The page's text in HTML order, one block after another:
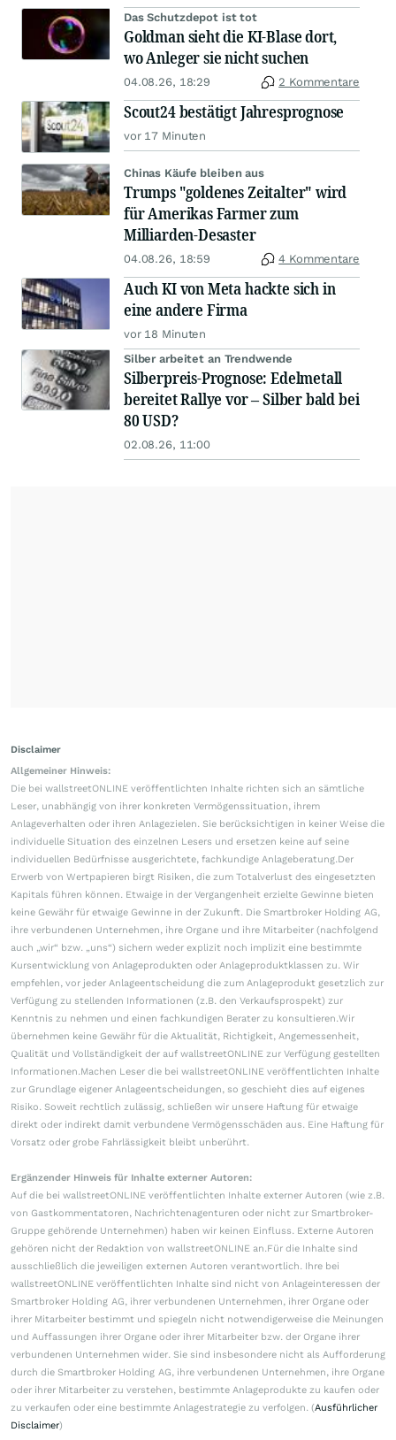
Das Schutzdepot ist tot
Goldman sieht die KI-Blase dort,
wo Anleger sie nicht suchen
04.08.26, 18:29 2 Kommentare
Scout24 bestätigt Jahresprognose
vor 17 Minuten
Chinas Käufe bleiben aus
Trumps "goldenes Zeitalter" wird
für Amerikas Farmer zum
Milliarden-Desaster
04.08.26, 18:59 4 Kommentare
Auch KI von Meta hackte sich in
eine andere Firma
vor 18 Minuten
Silber arbeitet an Trendwende
Silberpreis-Prognose: Edelmetall
bereitet Rallye vor – Silber bald bei
80 USD?
02.08.26, 11:00
Disclaimer
Allgemeiner Hinweis:
Die bei wallstreetONLINE veröffentlichten Inhalte richten sich an sämtliche
Leser, unabhängig von ihrer konkreten Vermögenssituation, ihrem
Anlageverhalten oder ihren Anlagezielen. Sie berücksichtigen in keiner Weise die
individuelle Situation des einzelnen Lesers und ersetzen keine auf seine
individuellen Bedürfnisse ausgerichtete, fachkundige Anlageberatung.Der
Erwerb von Wertpapieren birgt Risiken, die zum Totalverlust des eingesetzten
Kapitals führen können. Etwaige in der Vergangenheit erzielte Gewinne bieten
keine Gewähr für etwaige Gewinne in der Zukunft. Die Smartbroker Holding AG,
ihre verbundenen Unternehmen, ihre Organe und ihre Mitarbeiter (nachfolgend
auch „wir“ bzw. „uns“) sichern weder explizit noch implizit eine bestimmte
Kursentwicklung von Anlageprodukten oder Anlageproduktklassen zu. Wir
empfehlen, vor jeder Anlageentscheidung die zum Anlageprodukt gesetzlich zur
Verfügung zu stellenden Informationen (z.B. den Verkaufsprospekt) zur
Kenntnis zu nehmen und einen fachkundigen Berater zu konsultieren.Wir
übernehmen keine Gewähr für die Aktualität, Richtigkeit, Angemessenheit,
Qualität und Vollständigkeit der auf wallstreetONLINE zur Verfügung gestellten
Informationen.Machen Leser die bei wallstreetONLINE veröffentlichten Inhalte
zur Grundlage eigener Anlageentscheidungen, so geschieht dies auf eigenes
Risiko. Soweit rechtlich zulässig, schließen wir unsere Haftung für etwaige
direkt oder indirekt damit verbundene Vermögensschäden aus. Eine Haftung für
Vorsatz oder grobe Fahrlässigkeit bleibt unberührt.
Ergänzender Hinweis für Inhalte externer Autoren:
Auf die bei wallstreetONLINE veröffentlichten Inhalte externer Autoren (wie z.B.
von Gastkommentatoren, Nachrichtenagenturen oder nicht zur Smartbroker-
Gruppe gehörende Unternehmen) haben wir keinen Einfluss. Externe Autoren
gehören nicht der Redaktion von wallstreetONLINE an.Für die Inhalte sind
ausschließlich die jeweiligen externen Autoren verantwortlich. Ihre bei
wallstreetONLINE veröffentlichten Inhalte sind nicht von Anlageinteressen der
Smartbroker Holding AG, ihrer verbundenen Unternehmen, ihrer Organe oder
ihrer Mitarbeiter bestimmt und spiegeln nicht notwendigerweise die Meinungen
und Auffassungen ihrer Organe oder ihrer Mitarbeiter bzw. der Organe ihrer
verbundenen Unternehmen wider. Sie sind insbesondere nicht als Aufforderung
durch die Smartbroker Holding AG, ihre verbundenen Unternehmen, ihre Organe
oder ihrer Mitarbeiter zu verstehen, bestimmte Anlageprodukte zu kaufen oder
zu verkaufen oder eine bestimmte Anlagestrategie zu verfolgen. (Ausführlicher
Disclaimer)